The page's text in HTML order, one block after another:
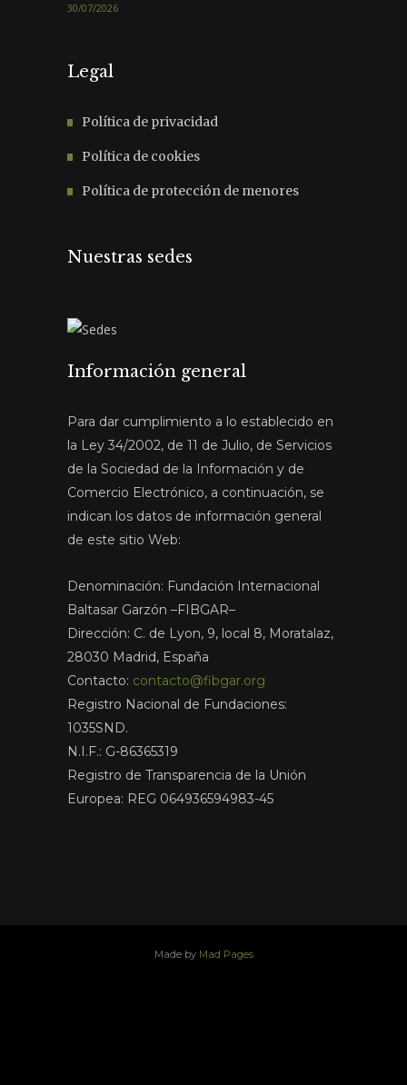
30/07/2026
Legal
Política de privacidad
Política de cookies
Política de protección de menores
Nuestras sedes
Información general
Para dar cumplimiento a lo establecido en
la Ley 34/2002, de 11 de Julio, de Servicios
de la Sociedad de la Información y de
Comercio Electrónico, a continuación, se
indican los datos de información general
de este sitio Web:
Denominación: Fundación Internacional
Baltasar Garzón –FIBGAR–
Dirección: C. de Lyon, 9, local 8, Moratalaz,
28030 Madrid, España
Contacto: contacto@fibgar.org
Registro Nacional de Fundaciones:
1035SND.
N.I.F.: G-86365319
Registro de Transparencia de la Unión
Europea: REG 064936594983-45
Made by Mad Pages